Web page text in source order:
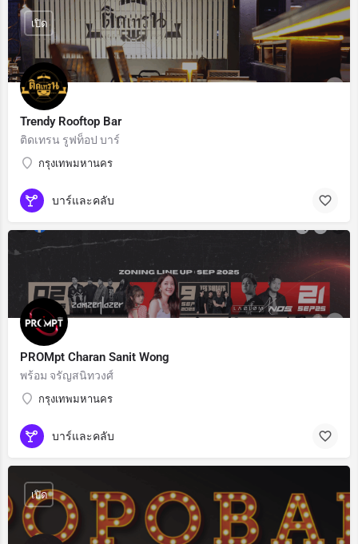
Trendy Rooftop Bar
ติดเทรน รูฟท็อป บาร์
กรุงเทพมหานคร
เปิด
บาร์และคลับ
PROMpt Charan Sanit Wong
พร้อม จรัญสนิทวงศ์
กรุงเทพมหานคร
บาร์และคลับ
เปิด